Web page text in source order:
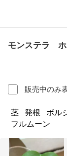
モンステラ ホ
販売中のみ
茎 発根 ボル
フルムーン